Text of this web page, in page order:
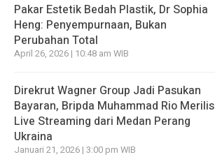
Pakar Estetik Bedah Plastik, Dr Sophia
Heng: Penyempurnaan, Bukan
Perubahan Total
April 26, 2026 | 10:48 am WIB
Direkrut Wagner Group Jadi Pasukan
Bayaran, Bripda Muhammad Rio Merilis
Live Streaming dari Medan Perang
Ukraina
Januari 21, 2026 | 3:00 pm WIB